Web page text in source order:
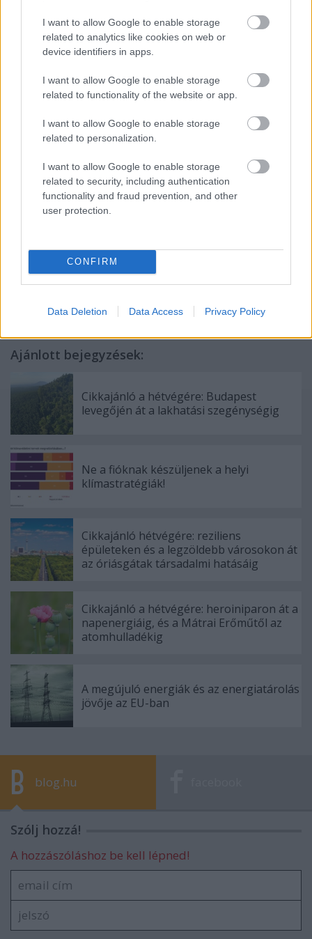
I want to allow Google to enable storage
related to analytics like cookies on web or
device identifiers in apps.
I want to allow Google to enable storage
related to functionality of the website or app.
I want to allow Google to enable storage
related to personalization.
I want to allow Google to enable storage
related to security, including authentication
functionality and fraud prevention, and other
user protection.
CONFIRM
Data Deletion Data Access Privacy Policy
a második (!) tárgyaláson közölte, hogy a kért adatok
nem nála vannak, hanem a Paksi Atomerőműnél, így
a pert a bíróság megszüntette. Történt mindez 8
Mindezekből világossá válik, hogy az atomiparnak
illetően teljes bizonytalanságban tartsa a
közvéleményt, miközben a kettős kommunikációval
(„lesz bővítés” és „még semmi nincs kőbe vésve”)
biztosítsa azt, hogy a kulisszák mögött szép lassan
eldőlhessenek a lényeges kérdések – a nyilvánosság
teljes kizárásával.
Ajánlott bejegyzések:
Cikkajánló a hétvégére: Budapest
levegőjén át a lakhatási szegénységig
Ne a fióknak készüljenek a helyi
klímastratégiák!
Cikkajánló hétvégére: reziliens
épületeken és a legzöldebb városokon át
az óriásgátak társadalmi hatásáig
Cikkajánló a hétvégére: heroiniparon át a
napenergiáig, és a Mátrai Erőműtől az
atomhulladékig
A megújuló energiák és az energiatárolás
jövője az EU-ban
blog.hu
Szólj hozzá!
A hozzászóláshoz be kell lépned!